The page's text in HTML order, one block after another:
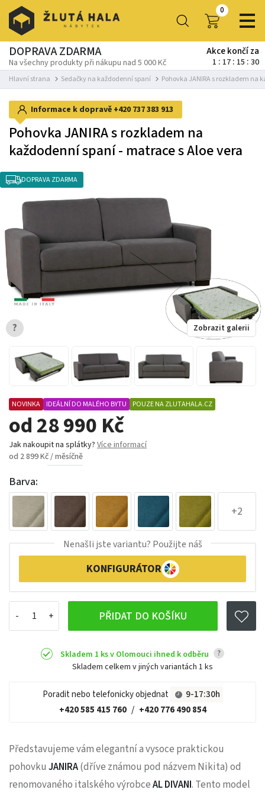
0
DOPRAVA ZDARMA
Na všechny produkty při nákupu nad 5 000 Kč
Akce končí za
1 17 15 29
Hlavní strana Sedačky na každodenní spaní Pohovka JANIRA s rozkladem na
NOVINKA IDEÁLNÍ DO MALÉHO BYTU POUZE NA ZLUTAHALA.CZ
od 28 990 Kč
Jak nakoupit na splátky? Více informací
od 2 899 Kč / měsíčně
Barva:
+2
PŘIDAT DO KOŠÍKU
Nenašli jste variantu? Použijte náš
KONFIGURÁTOR
Skladem 1 ks v Olomouci ihned k odběru ?
Skladem celkem v jiných variantách 1 ks
Poradit nebo telefonicky objednat
9-17:30h
+420 585 415 760 / +420 776 490 854
Informace k dopravě +420 737 383 913
Pohovka JANIRA s rozkladem na
každodenní spaní - matrace s Aloe vera
DOPRAVA ZDARMA
Zobrazit galerii
?
Představujeme vám elegantní a vysoce praktickou
pohovku JANIRA(dříve známou pod názvem Nikita) od
renomovaného italského výrobceAL DIVANI. Tento model